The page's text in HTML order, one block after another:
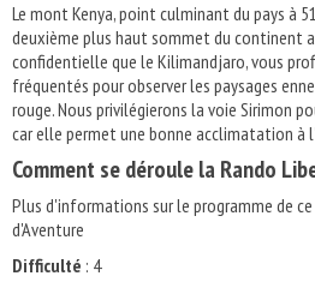
Le mont Kenya, point culminant du pays à
deuxième plus haut sommet du continent
confidentielle que le Kilimandjaro, vous
fréquentés pour observer les paysages
rouge. Nous privilégierons la voie Sirimon
car elle permet une bonne acclimatation à
Comment se déroule la Rando
Plus d'informations sur le programme de
d'Aventure
Difficulté : 4